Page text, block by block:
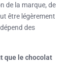
de la marque, de
être légèrement
des
que le chocolat